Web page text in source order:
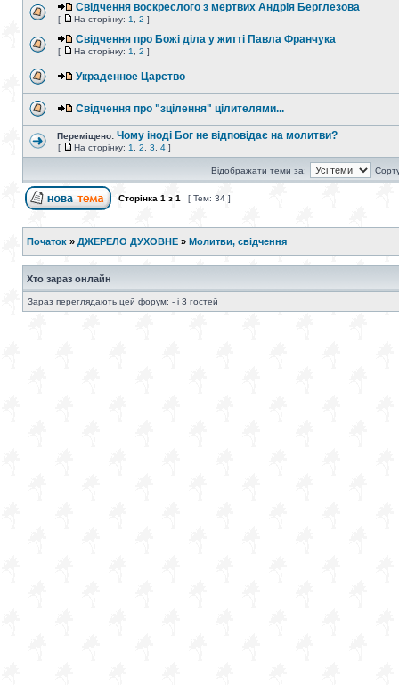
Свідчення воскреслого з мертвих Андрія Берглезова
[ На сторінку: 1 2 ]
Свідчення про Божі діла у житті Павла Франчука
[ На сторінку: 1 2 ]
Украденное Царство
Свідчення про "зцілення" цілителями...
Переміщено: Чому іноді Бог не відповідає на молитви?
[ На сторінку: 1 2 3 4 ]
Відображати теми за:
Сторінка 1 з 1 [ Тем: 34 ]
Початок » ДЖЕРЕЛО ДУХОВНЕ » Молитви, свідчення
Хто зараз онлайн
Зараз переглядають цей форум: - і 3 гостей